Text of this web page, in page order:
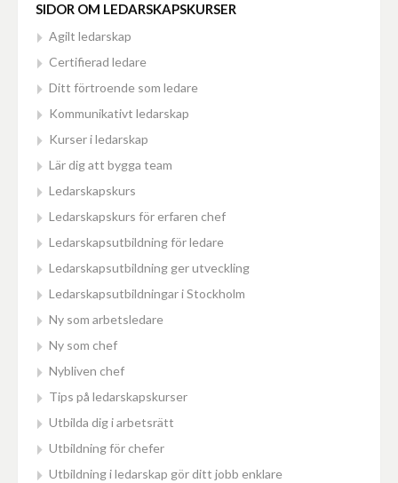
SIDOR OM LEDARSKAPSKURSER
Agilt ledarskap
Certifierad ledare
Ditt förtroende som ledare
Kommunikativt ledarskap
Kurser i ledarskap
Lär dig att bygga team
Ledarskapskurs
Ledarskapskurs för erfaren chef
Ledarskapsutbildning för ledare
Ledarskapsutbildning ger utveckling
Ledarskapsutbildningar i Stockholm
Ny som arbetsledare
Ny som chef
Nybliven chef
Tips på ledarskapskurser
Utbilda dig i arbetsrätt
Utbildning för chefer
Utbildning i ledarskap gör ditt jobb enklare